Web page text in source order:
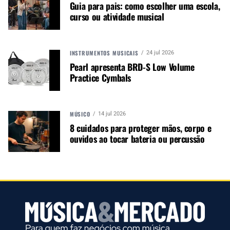
A família POD Express, que também inclui versões
anteriores do POD Express Guitar e POD Express
começou em 1998 com o icônico POD “rim-bean”,
que foi pioneiro na revolução da modelagem de
amplificadores.
Autor: Redação M&M
Música &amp; Mercado é uma
publicação empenhada em
musicais. Nós amamos o que
fazemos.
Guia para pais: como escolher uma escola,
curso ou atividade musical
INSTRUMENTOS MUSICAIS 24 jul 2026
Pearl apresenta BRD-S Low Volume
Practice Cymbals
MÚSICO 14 jul 2026
8 cuidados para proteger mãos, corpo e
ouvidos ao tocar bateria ou percussão